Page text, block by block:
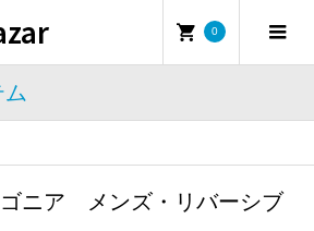
0
ニア メンズ・リバーシブ